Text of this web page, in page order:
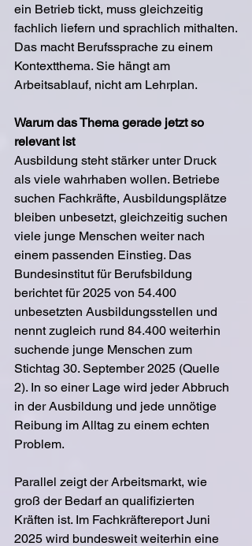
ein Betrieb tickt, muss gleichzeitig
fachlich liefern und sprachlich mithalten.
Das macht Berufssprache zu einem
Kontextthema. Sie hängt am
Arbeitsablauf, nicht am Lehrplan.
Warum das Thema gerade jetzt so
relevant ist
Ausbildung steht stärker unter Druck
als viele wahrhaben wollen. Betriebe
suchen Fachkräfte, Ausbildungsplätze
bleiben unbesetzt, gleichzeitig suchen
viele junge Menschen weiter nach
einem passenden Einstieg. Das
Bundesinstitut für Berufsbildung
berichtet für 2025 von 54.400
unbesetzten Ausbildungsstellen und
nennt zugleich rund 84.400 weiterhin
suchende junge Menschen zum
Stichtag 30. September 2025 (Quelle
2). In so einer Lage wird jeder Abbruch
in der Ausbildung und jede unnötige
Reibung im Alltag zu einem echten
Problem.
Parallel zeigt der Arbeitsmarkt, wie
groß der Bedarf an qualifizierten
Kräften ist. Im Fachkräftereport Juni
2025 wird bundesweit weiterhin eine